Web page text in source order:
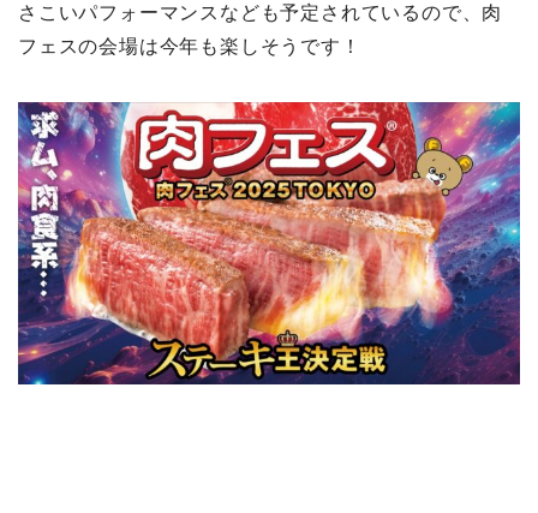
さこいパフォーマンスなども予定されているので、肉
フェスの会場は今年も楽しそうです！